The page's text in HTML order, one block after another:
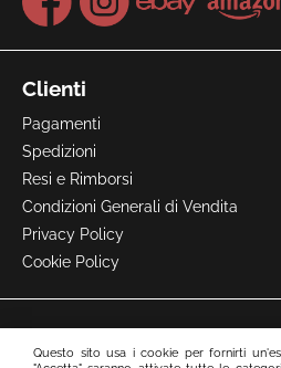
Questo sito usa i cookie per fornirti
Clienti
Pagamenti
Spedizioni
Resi e Rimborsi
Condizioni Generali di Vendita
Privacy Policy
Cookie Policy